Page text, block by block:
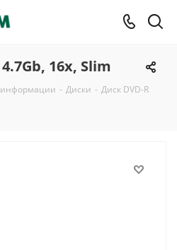
16x, Slim
- Диски - Диск DVD-R